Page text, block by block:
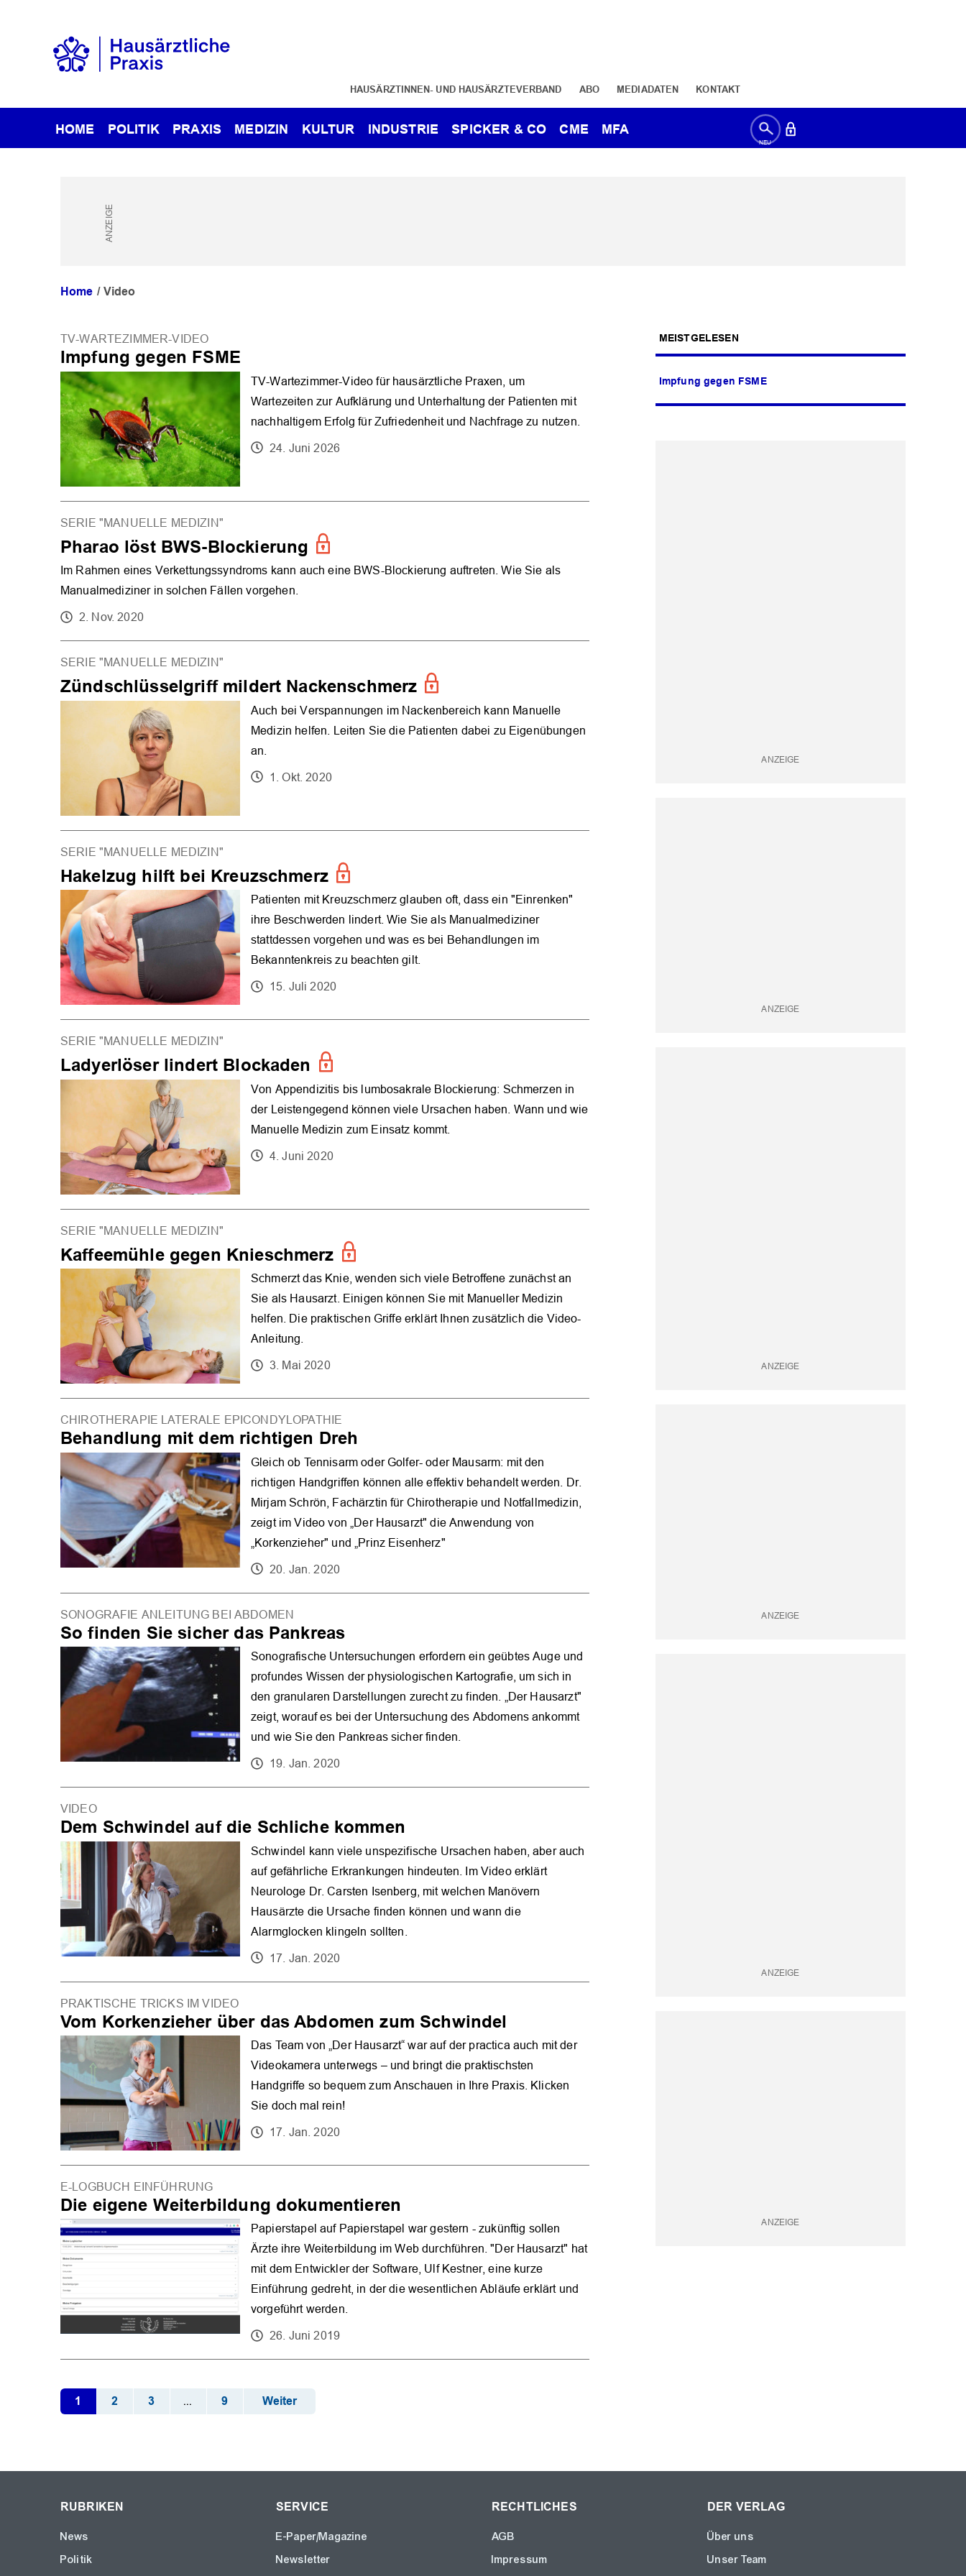
HAUSÄRZTINNEN- UND HAUSÄRZTEVERBAND ABO MEDIADATEN KONTAKT
HOME POLITIK PRAXIS MEDIZIN KULTUR INDUSTRIE SPICKER & CO CME MFA
Home Video
MEISTGELESEN
Impfung gegen FSME
TV-WARTEZIMMER-VIDEO
Impfung gegen FSME
TV-Wartezimmer-Video für hausärztliche Praxen, um
Wartezeiten zur Aufklärung und Unterhaltung der Patienten mit
nachhaltigem Erfolg für Zufriedenheit und Nachfrage zu nutzen.
24. Juni 2026
SERIE "MANUELLE MEDIZIN"
Pharao löst BWS-Blockierung
Im Rahmen eines Verkettungssyndroms kann auch eine BWS-Blockierung auftreten. Wie Sie als
Manualmediziner in solchen Fällen vorgehen.
2. Nov. 2020
SERIE "MANUELLE MEDIZIN"
Zündschlüsselgriff mildert Nackenschmerz
Auch bei Verspannungen im Nackenbereich kann Manuelle
Medizin helfen. Leiten Sie die Patienten dabei zu Eigenübungen
an.
1. Okt. 2020
SERIE "MANUELLE MEDIZIN"
Hakelzug hilft bei Kreuzschmerz
Patienten mit Kreuzschmerz glauben oft, dass ein "Einrenken"
ihre Beschwerden lindert. Wie Sie als Manualmediziner
stattdessen vorgehen und was es bei Behandlungen im
Bekanntenkreis zu beachten gilt.
15. Juli 2020
SERIE "MANUELLE MEDIZIN"
Ladyerlöser lindert Blockaden
Von Appendizitis bis lumbosakrale Blockierung: Schmerzen in
der Leistengegend können viele Ursachen haben. Wann und wie
Manuelle Medizin zum Einsatz kommt.
4. Juni 2020
SERIE "MANUELLE MEDIZIN"
Kaffeemühle gegen Knieschmerz
Schmerzt das Knie, wenden sich viele Betroffene zunächst an
Sie als Hausarzt. Einigen können Sie mit Manueller Medizin
helfen. Die praktischen Griffe erklärt Ihnen zusätzlich die Video-
Anleitung.
3. Mai 2020
CHIROTHERAPIE LATERALE EPICONDYLOPATHIE
Behandlung mit dem richtigen Dreh
Gleich ob Tennisarm oder Golfer- oder Mausarm: mit den
richtigen Handgriffen können alle effektiv behandelt werden. Dr.
Mirjam Schrön, Fachärztin für Chirotherapie und Notfallmedizin,
zeigt im Video von „Der Hausarzt" die Anwendung von
„Korkenzieher" und „Prinz Eisenherz"
20. Jan. 2020
SONOGRAFIE ANLEITUNG BEI ABDOMEN
So finden Sie sicher das Pankreas
Sonografische Untersuchungen erfordern ein geübtes Auge und
profundes Wissen der physiologischen Kartografie, um sich in
den granularen Darstellungen zurecht zu finden. „Der Hausarzt"
zeigt, worauf es bei der Untersuchung des Abdomens ankommt
und wie Sie den Pankreas sicher finden.
19. Jan. 2020
VIDEO
Dem Schwindel auf die Schliche kommen
Schwindel kann viele unspezifische Ursachen haben, aber auch
auf gefährliche Erkrankungen hindeuten. Im Video erklärt
Neurologe Dr. Carsten Isenberg, mit welchen Manövern
Hausärzte die Ursache finden können und wann die
Alarmglocken klingeln sollten.
17. Jan. 2020
PRAKTISCHE TRICKS IM VIDEO
Vom Korkenzieher über das Abdomen zum Schwindel
Das Team von „Der Hausarzt“ war auf der practica auch mit der
Videokamera unterwegs – und bringt die praktischsten
Handgriffe so bequem zum Anschauen in Ihre Praxis. Klicken
Sie doch mal rein!
17. Jan. 2020
E-LOGBUCH EINFÜHRUNG
Die eigene Weiterbildung dokumentieren
Papierstapel auf Papierstapel war gestern - zukünftig sollen
Ärzte ihre Weiterbildung im Web durchführen. "Der Hausarzt" hat
mit dem Entwickler der Software, Ulf Kestner, eine kurze
Einführung gedreht, in der die wesentlichen Abläufe erklärt und
vorgeführt werden.
26. Juni 2019
1 2 3 ... 9 Weiter
RUBRIKEN
News
Politik
SERVICE
E-Paper/Magazine
Newsletter
RECHTLICHES
AGB
Impressum
DER VERLAG
Über uns
Unser Team